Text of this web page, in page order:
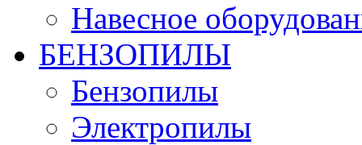
Навесное
БЕНЗОПИЛЫ
Бензопилы
Электропилы